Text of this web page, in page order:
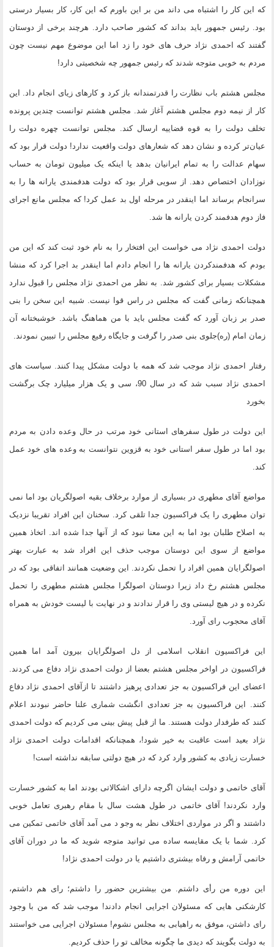
که این کار را اشتباه می داند من بر این باورم که این کار، کار بسیار درستی
بود. رئیس جمهور باید بداند که کشور صاحب دارد. هرچند برخی از دوستان
گفتند که احمدی نژاد حرف های خود را زد اما این موضوع مهم نیست چون
مردم به خوبی متوجه شدند که رئیس جمهور چه شخصیتی دارد!
مجلس هشتم باب نظارت را قدرتمندانه باز کرد و کارهای زیای انجام داد. این
کار از نیمه دوم مجلس هشتم آغاز شد. مجلس هشتم توانست چندین پرونده
تخلف دولت را به قوه قضاییه ارسال کند. مجلس توانست چهره دولت را
عیان‌تر کرده و نشان دهد که شعارهای دولت واقعیت ندارد! دولت قرار بود که
سهام عدالت را به تمام ایرانیان بدهد یا اینکه یک میلیون تومان به حساب
نوزادان اختصاص دهد. از سویی قرار بود که دولت هدفمندی یارانه ها را به
سرانجام برساند اما اینقدر در مرحله اول بد عمل کرد! که مجلس مانع اجرای
فاز دوم هدفمند کردن یارانه ها شد.
دولت احمدی نژاد می خواست این افتخار را به نام خود ثبت کند که این من
بودم که هدفمندکردن یارانه ها را انجام دادم اما اینقدر بد اجرا کرد که منشا
مشکلات بسیار برای کشور شد. به نظر من احمدی نژاد مجلس را قبول ندارد
همچنانکه زمانی گفت که مجلس در راس قوا نیست. شبیه این سخن را بنی
صدر بر زبان آورد که گفت مجلس باید با من هماهنگ باشد. خوشبختانه آن
زمان امام (ره)جلوی بنی صدر را گرفت و جایگاه رفیع مجلس را تبیین نمودند.
رفتار احمدی نژاد موجب شد که همه با دولت مشکل پیدا کنند. سیاست های
احمدی نژاد سبب شد که در سال 90، سی و یک هزار میلیارد چک برگشت
بخورد
این دولت در طول سفرهای استانی خود مرتب در حال وعده دادن به مردم
بود اما در طول سفر استانی خود به قزوین نتوانست به وعده های خود عمل
کند.
مواضع آقای مطهری در بسیاری از موارد برخلاف بقیه اصولگریان بود اما نمی
توان مطهری را یک فراکسیون جدا تلقی کرد. سخنان این افراد تقریبا نزدیک
به اصلاح طلبان بود اما به این معنا نبود که از آنها جدا شده اند. اتخاذ همین
مواضع از سوی این دوستان موجب حذف این افراد شد به عبارت بهتر
اصولگرایان همین افراد را تحمل نکردند. این وضعیت همانند اتفاقی بود که در
مجلس هشتم رخ داد زیرا دوستان اصولگرا مجلس هشتم مطهری را تحمل
نکرده و در هیچ لیستی وی را قرار ندادند و در نهایت با لیست خودش به همراه
آقای محجوب رای آورد.
این فراکسیون انقلاب اسلامی از دل اصولگرایان بیرون آمد اما همین
فراکسیون در اواخر مجلس هشتم بعضا از دولت احمدی نژاد دفاع می کردند.
اعضای این فراکسیون به جز تعدادی پرهیز داشتند تا ازآقای احمدی نژاد دفاع
کنند. این فراکسیون به جز تعدادی انگشت شماری علنا حاضر نبودند اعلام
کنند که طرفدار دولت هستند. ما از قبل پیش بینی می کردیم که دولت احمدی
نژاد بعید است عاقبت به خیر شود!، همچنانکه اقدامات دولت احمدی نژاد
خسارت زیادی به کشور وارد کرد که در هیچ دولتی سابقه نداشته است!
آقای خاتمی و دولت ایشان اگرچه دارای اشکالاتی بودند اما به کشور خسارت
وارد نکردند! آقای خاتمی در طول هشت سال با مقام رهبری تعامل خوبی
داشتند و اگر در مواردی اختلاف نظر به وجو د می آمد آقای خاتمی تمکین می
کرد. شما با یک مقایسه ساده می توانید متوجه شوید که ما در دوران آقای
خاتمی آرامش و رفاه بیشتری داشتیم یا در دولت احمدی نژاد!
این دوره من رأی داشتم. من بیشترین حضور را داشتم؛ رای هم داشتم،
کارشکنی هایی که مسئولان اجرایی انجام دادند! موجب شد که من با وجود
رای داشتن، موفق به راهیابی به مجلس نشوم! مسئولان اجرایی می خواستند
به دولت بگویند که دیدی ما چگونه مخالف تو را حذف کردیم.